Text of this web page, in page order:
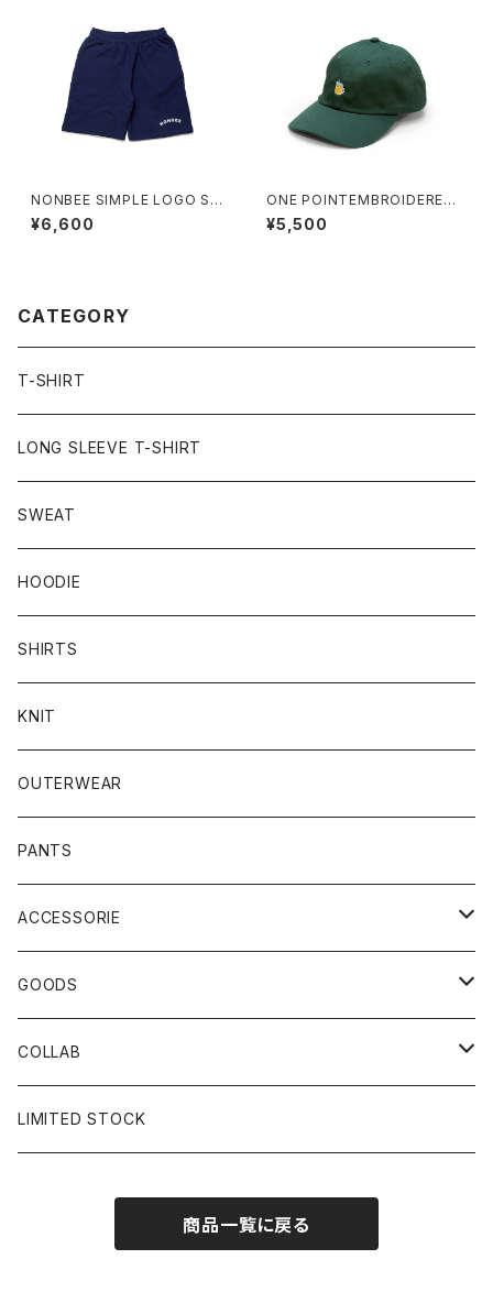
NONBEE SIMPLE LOGO SW
¥6,600
ONE POINTEMBROIDERED
CAP “beer” cotton
¥5,500
CATEGORY
T-SHIRT
LONG SLEEVE T-SHIRT
SWEAT
HOODIE
SHIRTS
KNIT
OUTERWEAR
PANTS
ACCESSORIE
CAP
BUCKET HAT
SOCKS
GOODS
STICKER
GLASS
COLLAB
×岩井ジョニ男
LIMITED STOCK
商品一覧に戻る